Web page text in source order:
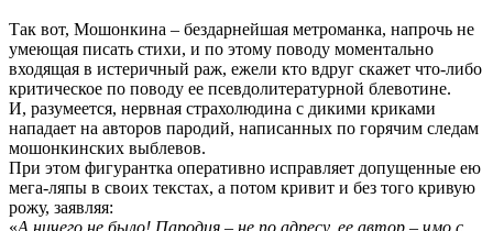
Так вот, Мошонкина – бездарнейшая метроманка, напрочь не
умеющая писать стихи, и по этому поводу моментально
входящая в истеричный раж, ежели кто вдруг скажет что-либо
критическое по поводу ее псевдолитературной блевотине.
И, разумеется, нервная страхолюдина с дикими криками
нападает на авторов пародий, написанных по горячим следам
мошонкинских выблевов.
При этом фигурантка оперативно исправляет допущенные ею
мега-ляпы в своих текстах, а потом кривит и без того кривую
рожу, заявляя:
«А ничего не было! Пародия – не по адресу, ее автор – чмо с